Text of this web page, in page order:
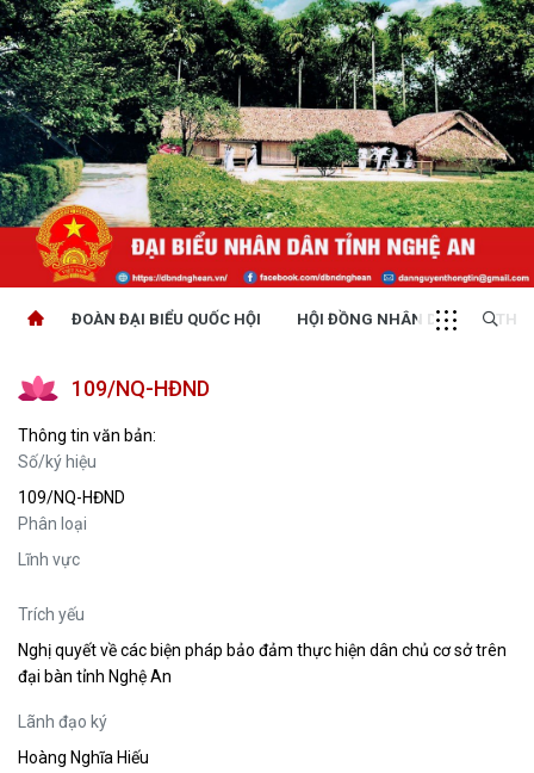
ĐOÀN ĐẠI BIỂU QUỐC HỘI HỘI ĐỒNG NHÂN DÂN
109/NQ-HĐND
Thông tin văn bản:
Số/ký hiệu
109/NQ-HĐND
Phân loại
Lĩnh vực
Trích yếu
Nghị quyết về các biện pháp bảo đảm thực hiện dân chủ cơ sở trên
đại bàn tỉnh Nghệ An
Lãnh đạo ký
Hoàng Nghĩa Hiếu